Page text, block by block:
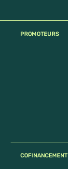
PROMOTEURS
COFINANCEMENT